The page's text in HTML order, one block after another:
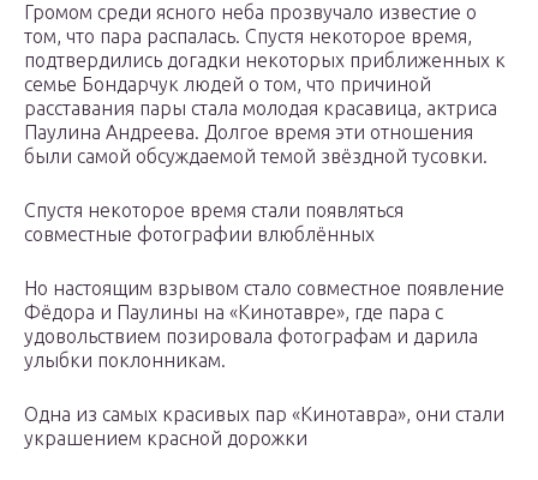
Громом среди ясного неба прозвучало известие о
том, что пара распалась. Спустя некоторое время,
подтвердились догадки некоторых приближенных к
семье Бондарчук людей о том, что причиной
расставания пары стала молодая красавица, актриса
Паулина Андреева. Долгое время эти отношения
были самой обсуждаемой темой звёздной тусовки.
Спустя некоторое время стали появляться
совместные фотографии влюблённых
Но настоящим взрывом стало совместное появление
Фёдора и Паулины на «Кинотавре», где пара с
удовольствием позировала фотографам и дарила
улыбки поклонникам.
Одна из самых красивых пар «Кинотавра», они стали
украшением красной дорожки